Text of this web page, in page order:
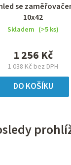
se
10x42
Skladem (>5 ks)
1 038 Kč bez DPH
1 256 Kč
DO KOŠÍKU